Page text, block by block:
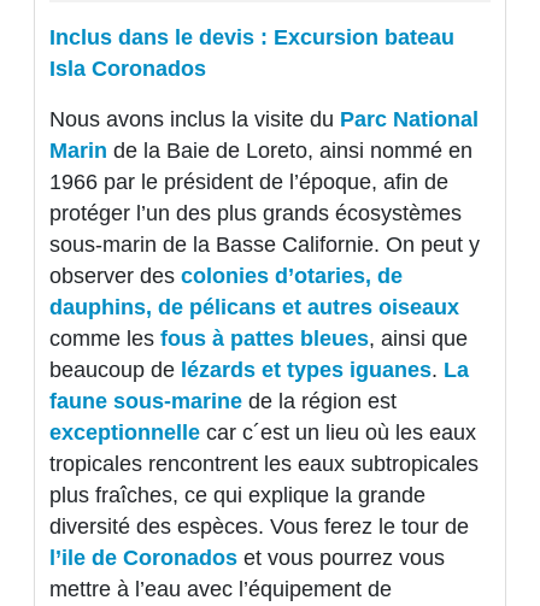
Inclus dans le devis : Excursion bateau
Isla Coronados
Nous avons inclus la visite du Parc National
Marin de la Baie de Loreto, ainsi nommé en
1966 par le président de l’époque, afin de
protéger l’un des plus grands écosystèmes
sous-marin de la Basse Californie. On peut y
observer des colonies d’otaries, de
dauphins, de pélicans et autres oiseaux
comme les fous à pattes bleues, ainsi que
beaucoup de lézards et types iguanes. La
faune sous-marine de la région est
exceptionnelle car c´est un lieu où les eaux
tropicales rencontrent les eaux subtropicales
plus fraîches, ce qui explique la grande
diversité des espèces. Vous ferez le tour de
l’ile de Coronados et vous pourrez vous
mettre à l’eau avec l’équipement de